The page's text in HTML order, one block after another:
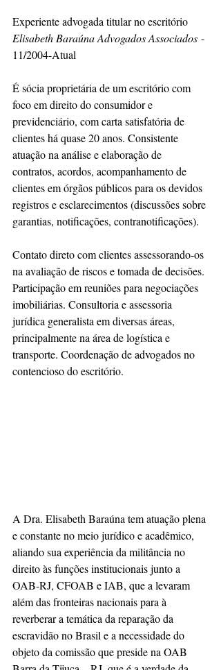
Experiente advogada titular no escritório
Elisabeth Baraúna Advogados Associados -
11/2004-Atual
É sócia proprietária de um escritório com
foco em direito do consumidor e
previdenciário, com carta satisfatória de
clientes há quase 20 anos. Consistente
atuação na análise e elaboração de
contratos, acordos, acompanhamento de
clientes em órgãos públicos para os devidos
registros e esclarecimentos (discussões sobre
garantias, notificações, contranotificações).
Contato direto com clientes assessorando-os
na avaliação de riscos e tomada de decisões.
Participação em reuniões para negociações
imobiliárias. Consultoria e assessoria
jurídica generalista em diversas áreas,
principalmente na área de logística e
transporte. Coordenação de advogados no
contencioso do escritório.
A Dra. Elisabeth Baraúna tem atuação plena
e constante no meio jurídico e acadêmico,
aliando sua experiência da militância no
direito às funções institucionais junto a
OAB-RJ, CFOAB e IAB, que a levaram
além das fronteiras nacionais para à
reverberar a temática da reparação da
escravidão no Brasil e a necessidade do
objeto da comissão que preside na OAB